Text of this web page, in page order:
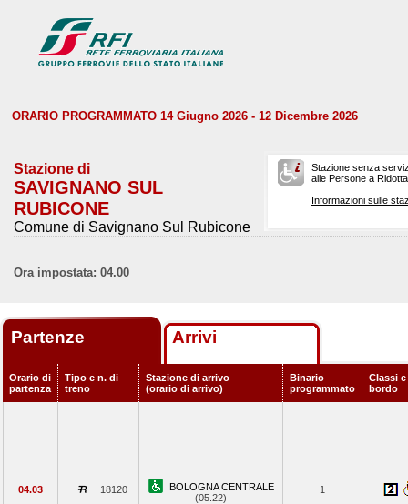
ORARIO PROGRAMMATO 14 Giugno 2026 - 12 Dicembre 2026
Stazione di
SAVIGNANO SUL
RUBICONE
Comune di Savignano Sul Rubicone
Stazione senza
alle Persone a
Informazioni sulle
Ora impostata: 04.00
Partenze Arrivi
Orario di
partenza
Tipo e n. di
treno
Stazione di arrivo
(orario di arrivo)
Binario
programmato
Classi
bordo
04.03 18120
BOLOGNA CENTRALE
(05.22)
1